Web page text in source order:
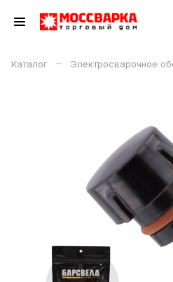
Каталог – Электросварочное